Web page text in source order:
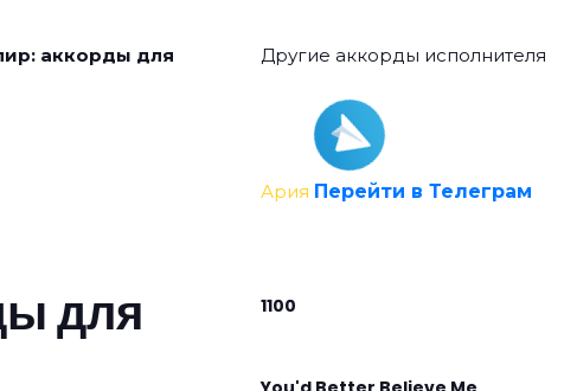
аккорды для
для
Другие аккорды исполнителя
Ария Перейти в Телеграм
1100